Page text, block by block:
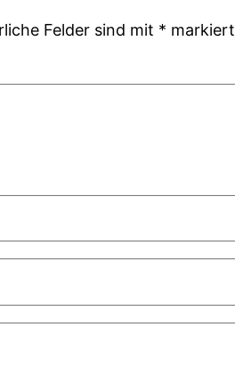
Felder sind mit * markiert